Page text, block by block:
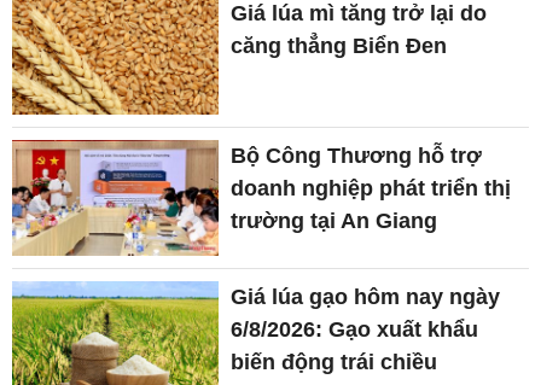
Giá lúa mì tăng trở lại do
căng thẳng Biển Đen
Bộ Công Thương hỗ trợ
doanh nghiệp phát triển thị
trường tại An Giang
Giá lúa gạo hôm nay ngày
6/8/2026: Gạo xuất khẩu
biến động trái chiều